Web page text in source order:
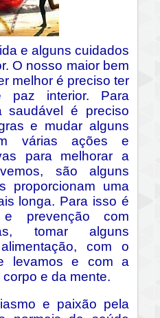
e alguns cuidados
O nosso maior bem
melhor é preciso ter
paz interior. Para
saudável é preciso
e mudar alguns
várias ações e
para melhorar a
são alguns
proporcionam uma
longa. Para isso é
prevenção com
tomar alguns
com o
levamos e com a
e da mente.
e paixão pela